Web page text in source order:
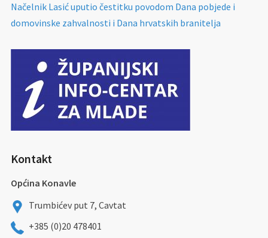
Načelnik Lasić uputio čestitku povodom Dana pobjede i
domovinske zahvalnosti i Dana hrvatskih branitelja
Kontakt
Općina Konavle
Trumbićev put 7, Cavtat
+385 (0)20 478401